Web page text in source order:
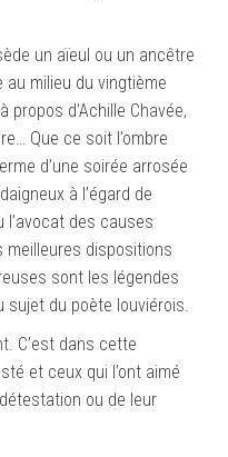
un aïeul ou un ancêtre
milieu du vingtième
d’Achille Chavée,
Que ce soit l’ombre
d’une soirée arrosée
à l’égard de
des causes
dispositions
sont les légendes
sujet du poète louviérois.
C’est dans cette
et ceux qui l’ont aimé
ou de leur